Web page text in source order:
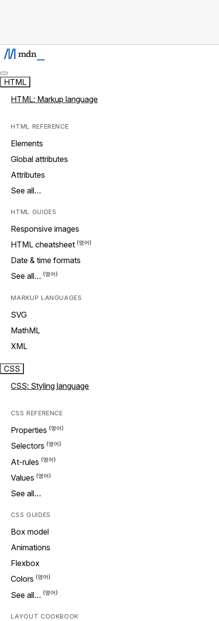
HTML
HTML: Markup language
HTML REFERENCE
Elements
Global attributes
Attributes
See all…
HTML GUIDES
Responsive images
HTML cheatsheet
Date & time formats
See all…
MARKUP LANGUAGES
SVG
MathML
XML
CSS
CSS: Styling language
CSS REFERENCE
Properties
Selectors
At-rules
Values
See all…
CSS GUIDES
Box model
Animations
Flexbox
Colors
See all…
LAYOUT COOKBOOK